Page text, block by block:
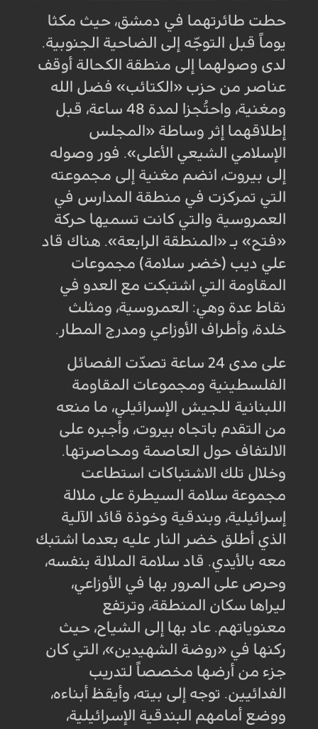
حطت طائرتهما في دمشق، حيث مكثا
يوماً قبل التوجّه إلى الضاحية الجنوبية.
لدى وصولهما إلى منطقة الكحالة أوقف
عناصر من حزب «الكتائب» فضل الله
ومغنية، واحتُجزا لمدة 48 ساعة، قبل
إطلاقهما إثر وساطة «المجلس
الإسلامي الشيعي الأعلى». فور وصوله
إلى بيروت، انضم مغنية إلى مجموعته
التي تمركزت في منطقة المدارس في
العمروسية والتي كانت تسميها حركة
«فتح» بـ «المنطقة الرابعة». هناك قاد
علي ديب (خضر سلامة) مجموعات
المقاومة التي اشتبكت مع العدو في
نقاط عدة وهي: العمروسية، ومثلث
خلدة، وأطراف الأوزاعي ومدرج المطار .
على مدى 24 ساعة تصدّت الفصائل
الفلسطينية ومجموعات المقاومة
اللبنانية للجيش الإسرائيلي، ما منعه
من التقدم باتجاه بيروت، وأجبره على
الالتفاف حول العاصمة ومحاصرتها.
وخلال تلك الاشتباكات استطاعت
مجموعة سلامة السيطرة على ملالة
إسرائيلية، وبندقية وخوذة قائد الآلية
الذي أطلق خضر النار عليه بعدما اشتبك
معه بالأيدي. قاد سلامة الملالة بنفسه،
وحرص على المرور بها في الأوزاعي،
ليراها سكان المنطقة، وترتفع
معنوياتهم. عاد بها إلى الشياح، حيث
ركنها في «روضة الشهيدين»، التي كان
جزء من أرضها مخصّصاً لتدريب
الفدائيين. توجه إلى بيته، وأيقظ أبناءه،
ووضع أمامهم البندقية الإسرائيلية،